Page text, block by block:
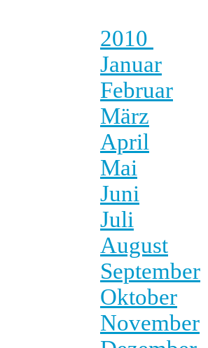
2010
Januar
Februar
März
April
Mai
Juni
Juli
August
September
Oktober
November